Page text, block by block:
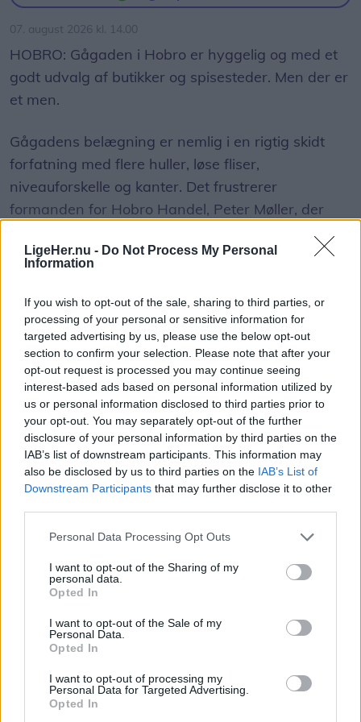
LigeHer.nu - Do Not Process My Personal
Information
If you wish to opt-out of the sale, sharing to third parties, or
processing of your personal or sensitive information for
targeted advertising by us, please use the below opt-out
section to confirm your selection. Please note that after your
opt-out request is processed you may continue seeing
interest-based ads based on personal information utilized by
us or personal information disclosed to third parties prior to
your opt-out. You may separately opt-out of the further
disclosure of your personal information by third parties on the
IAB’s list of downstream participants. This information may
also be disclosed by us to third parties on the IAB’s List of
Downstream Participants that may further disclose it to other
Personal Data Processing Opt Outs
I want to opt-out of the Sharing of my
personal data.
Opted In
I want to opt-out of the Sale of my
Personal Data.
Opted In
I want to opt-out of processing my
Personal Data for Targeted Advertising.
Opted In
07. august 2026 kl. 14.00
HOBRO: Gågaden i Hobro er hyggelig og med et
godt udvalg af butikker og spisesteder. Men der er
et men.
Gågadens belægning er nemlig i en rigtig skidt
forfatning med flere huller, løse fliser,
niveauforskelle og kanter. Det frustrerer
formanden for Hobro Handel, Peter Møller, der
besøgende.
- Det er et rigtigt stort problem, hvor der i år har
været et par større uheld med kunder, der er
kommet slemt til skade. Det har været meget
beklageligt for den enkelte, og hertil kommer også
en række små dagligdagsepisoder, hvor ældre
snubler og får hudafskrabninger. Simpelthen fordi
de bliver overrasket af en løs flise, en skarp kant
eller en niveauforskel. Det er på ingen måde
optimalt, lyder det fra Peter Møller.
Vis mere
Del artikel
Aktuelt
Nordjyder kan se årtiets største
solformørkelse